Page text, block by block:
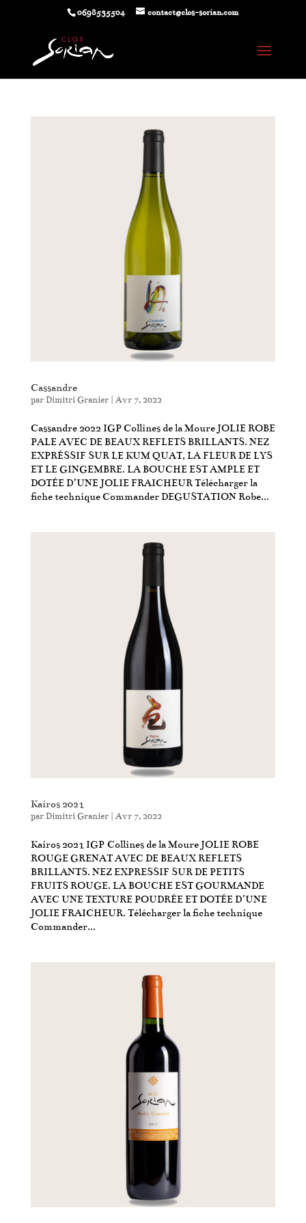
0698535504 contact@clos-sorian.com
Cassandre
parDimitri Granier| Avr 7, 2022
Cassandre 2022 IGP Collines de la Moure JOLIE ROBE
PALE AVEC DE BEAUX REFLETS BRILLANTS. NEZ
EXPRÉSSIF SUR LE KUM QUAT, LA FLEUR DE LYS
ET LE GINGEMBRE. LA BOUCHE EST AMPLE ET
DOTÉE DʼUNE JOLIE FRAICHEUR Télécharger la
fiche technique Commander DEGUSTATION Robe...
Kairos 2021
parDimitri Granier| Avr 7, 2022
Kairos 2021 IGP Collines de la Moure JOLIE ROBE
ROUGE GRENAT AVEC DE BEAUX REFLETS
BRILLANTS. NEZ EXPRESSIF SUR DE PETITS
FRUITS ROUGE. LA BOUCHE EST GOURMANDE
AVEC UNE TEXTURE POUDRÉE ET DOTÉE DʼUNE
JOLIE FRAICHEUR. Télécharger la fiche technique
Commander...